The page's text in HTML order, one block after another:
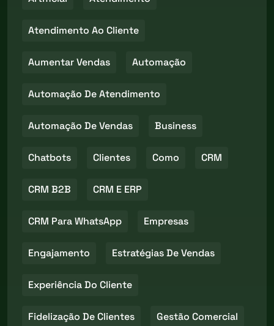
Atendimento Ao Cliente
Aumentar Vendas Automação
Automação De Atendimento
Automação De Vendas Business
Chatbots Clientes Como CRM
CRM B2B CRM E ERP
CRM Para WhatsApp Empresas
Engajamento Estratégias De Vendas
Experiência Do Cliente
Fidelização De Clientes Gestão Comercial